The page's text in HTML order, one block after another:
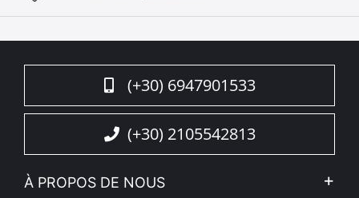
(+30) 6947901533
(+30) 2105542813
À PROPOS DE NOUS